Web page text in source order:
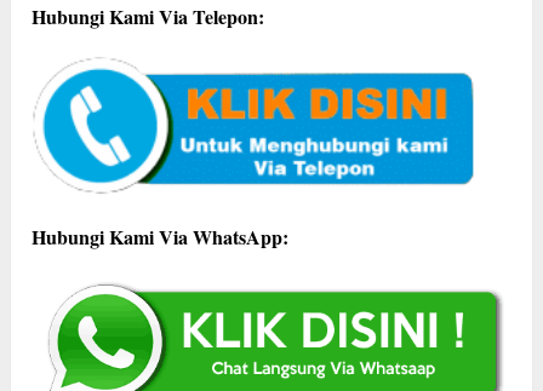
Hubungi Kami Via Telepon:
Hubungi Kami Via WhatsApp: